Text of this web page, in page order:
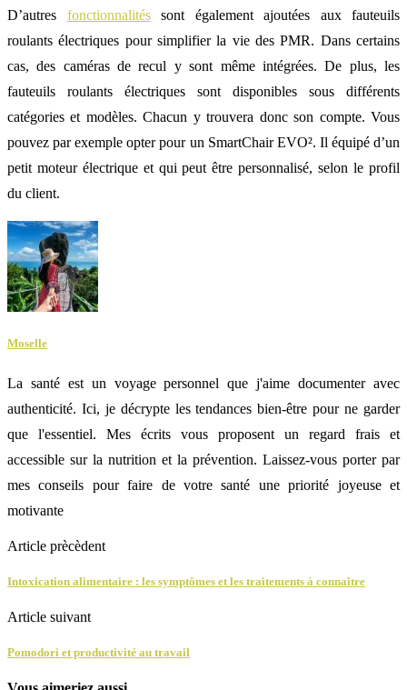
D’autres fonctionnalitéssont également ajoutées aux fauteuils
roulants électriques pour simplifier la vie des PMR. Dans certains
cas, des caméras de recul y sont même intégrées. De plus, les
fauteuils roulants électriques sont disponibles sous différents
catégories et modèles. Chacun y trouvera donc son compte. Vous
pouvez par exemple opter pour un SmartChair EVO². Il équipé d’un
petit moteur électrique et qui peut être personnalisé, selon le profil
du client.
Moselle
La santé est un voyage personnel que j'aime documenter avec
authenticité. Ici, je décrypte les tendances bien-être pour ne garder
que l'essentiel. Mes écrits vous proposent un regard frais et
accessible sur la nutrition et la prévention. Laissez-vous porter par
mes conseils pour faire de votre santé une priorité joyeuse et
motivante
Article prècèdent
Intoxication alimentaire : les symptômes et les traitements à connaître
Article suivant
Pomodori et productivité au travail